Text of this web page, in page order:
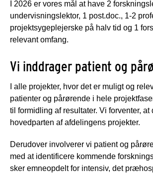
I 2026 er vores mål at have 2
undervisningslektor, 1 post.doc., 1-2
projektsygeplejerske på halv tid og 1
relevant omfang.
Vi inddrager patient og
I alle projekter, hvor det er muligt og
patienter og pårørende i hele
til formidling af resultater. Vi forventer,
hovedparten af afdelingens projekter.
Derudover involverer vi patient og
med at identificere kommende
sker emneopdelt for intensiv, det